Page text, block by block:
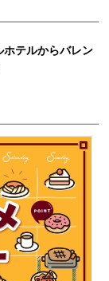
ホテルからバレン